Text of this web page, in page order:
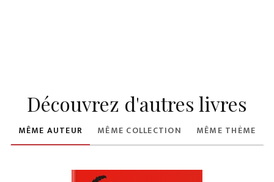
Découvrez d'autres livres
MÊME AUTEUR MÊME COLLECTION MÊME THÈME